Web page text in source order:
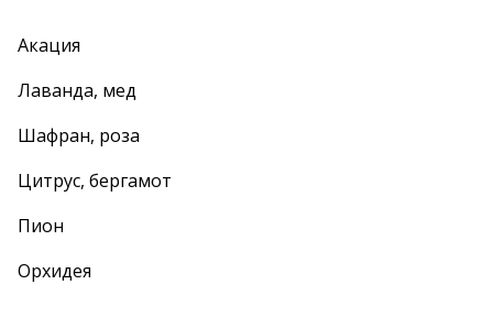
Акация
Лаванда, мед
Шафран, роза
Цитрус, бергамот
Пион
Орхидея